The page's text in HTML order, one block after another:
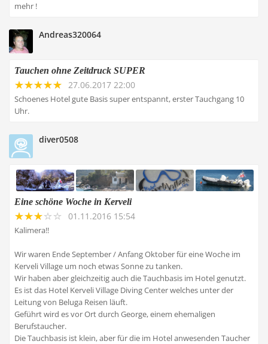
mehr !
Andreas320064
Tauchen ohne Zeitdruck SUPER
27.06.2017 22:00
Schoenes Hotel gute Basis super entspannt, erster Tauchgang 10
Uhr.
diver0508
Eine schöne Woche in Kerveli
01.11.2016 15:54
Kalimera!!
Wir waren Ende September / Anfang Oktober für eine Woche im
Kerveli Village um noch etwas Sonne zu tanken.
Wir haben aber gleichzeitig auch die Tauchbasis im Hotel genutzt.
Es ist das Hotel Kerveli Village Diving Center welches unter der
Leitung von Beluga Reisen läuft.
Geführt wird es vor Ort durch George, einem ehemaligen
Berufstaucher.
Die Tauchbasis ist klein, aber für die im Hotel anwesenden Taucher